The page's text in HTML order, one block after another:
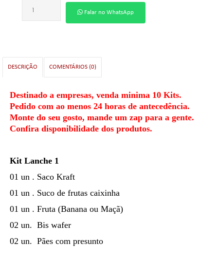
Falar no WhatsApp
DESCRIÇÃO COMENTÁRIOS (0)
Destinado a empresas, venda minima 10 Kits.
Pedido com ao menos 24 horas de antecedência.
Monte do seu gosto, mande um zap para a gente.
Confira disponibilidade dos produtos.
Kit Lanche 1
01 un . Saco Kraft
01 un . Suco de frutas caixinha
01 un . Fruta (Banana ou Maçã)
02 un. Bis wafer
02 un. Pães com presunto